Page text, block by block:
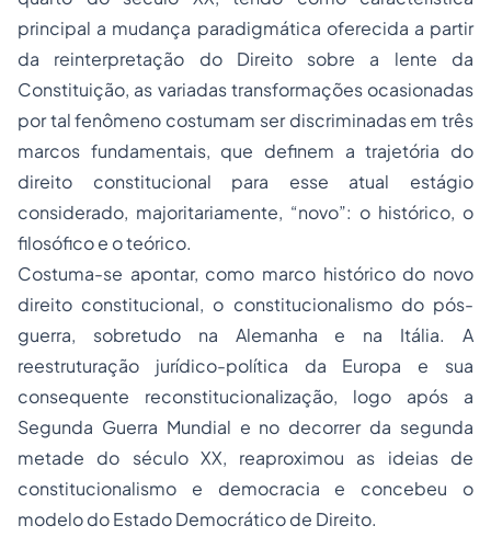
principal a mudança paradigmática oferecida a partir
da reinterpretação do Direito sobre a lente da
Constituição, as variadas transformações ocasionadas
por tal fenômeno costumam ser discriminadas em três
marcos fundamentais, que definem a trajetória do
direito constitucional para esse atual estágio
considerado, majoritariamente, “novo”: o histórico, o
filosófico e o teórico.
Costuma-se apontar, como marco histórico do novo
direito constitucional, o constitucionalismo do pós-
guerra, sobretudo na Alemanha e na Itália. A
reestruturação jurídico-política da Europa e sua
consequente reconstitucionalização, logo após a
Segunda Guerra Mundial e no decorrer da segunda
metade do século XX, reaproximou as ideias de
constitucionalismo e democracia e concebeu o
modelo do Estado Democrático de Direito.